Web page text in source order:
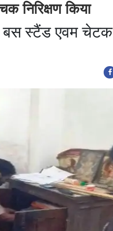
निरिक्षण किया
बस स्टैंड एवम चेटक